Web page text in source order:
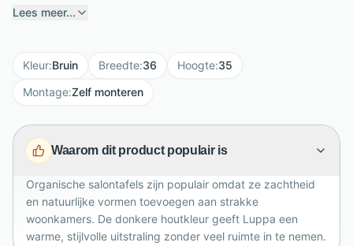
rubberhout en heeft een glad, donkerbruin oppervlak
hoogte van 35 cm is dit compacte meubel ideaal als
salontafel, bijzettafel of accenttafel naast de bank.
praktisch voor koffiekopjes, boeken of decoratie. De
poten monteer je eenvoudig zelf, waarna de tafel
Lees meer...
Kleur:Bruin Breedte:36 Hoogte:35
Montage:Zelf monteren
Waarom dit product populair is
Organische salontafels zijn populair omdat ze zachtheid
en natuurlijke vormen toevoegen aan strakke
woonkamers. De donkere houtkleur geeft Luppa een
warme, stijlvolle uitstraling zonder veel ruimte in te nemen.